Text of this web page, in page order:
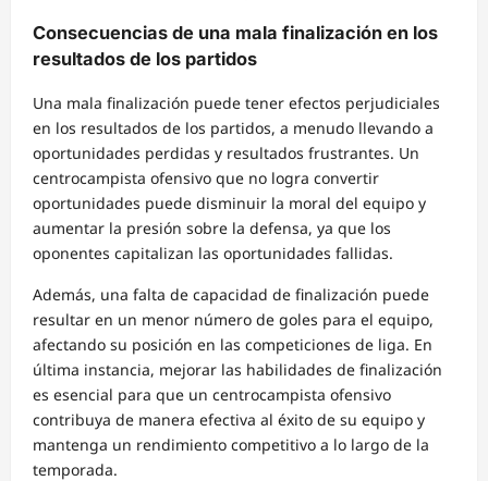
Consecuencias de una mala finalización en los
resultados de los partidos
Una mala finalización puede tener efectos perjudiciales
en los resultados de los partidos, a menudo llevando a
oportunidades perdidas y resultados frustrantes. Un
centrocampista ofensivo que no logra convertir
oportunidades puede disminuir la moral del equipo y
aumentar la presión sobre la defensa, ya que los
oponentes capitalizan las oportunidades fallidas.
Además, una falta de capacidad de finalización puede
resultar en un menor número de goles para el equipo,
afectando su posición en las competiciones de liga. En
última instancia, mejorar las habilidades de finalización
es esencial para que un centrocampista ofensivo
contribuya de manera efectiva al éxito de su equipo y
mantenga un rendimiento competitivo a lo largo de la
temporada.